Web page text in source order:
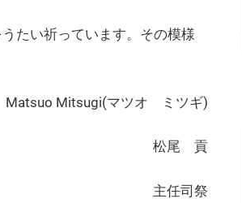
たい祈っています。その模様
Matsuo Mitsugi(マツオ ミツギ)
松尾 貢
主任司祭